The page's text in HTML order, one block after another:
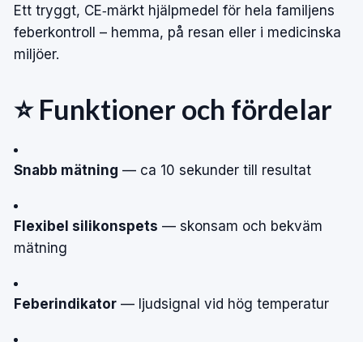
Ett tryggt, CE‑märkt hjälpmedel för hela familjens
feberkontroll – hemma, på resan eller i medicinska
miljöer.
⭐ Funktioner och fördelar
Snabb mätning — ca 10 sekunder till resultat
Flexibel silikonspets — skonsam och bekväm
mätning
Feberindikator — ljudsignal vid hög temperatur